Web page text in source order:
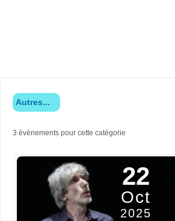
Autres...
3 évènements pour cette catégorie
22
Oct
2025